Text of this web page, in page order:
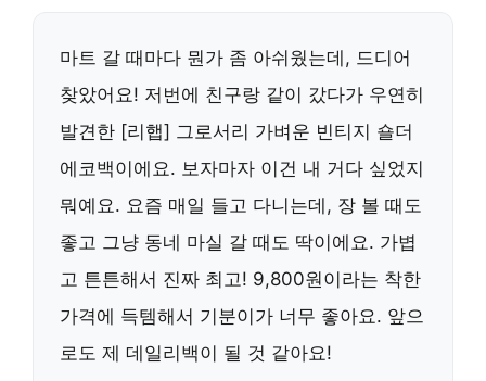
마트 갈 때마다 뭔가 좀 아쉬웠는데, 드디어
찾았어요! 저번에 친구랑 같이 갔다가 우연히
발견한 [리햅] 그로서리 가벼운 빈티지 숄더
에코백이에요. 보자마자 이건 내 거다 싶었지
뭐예요. 요즘 매일 들고 다니는데, 장 볼 때도
좋고 그냥 동네 마실 갈 때도 딱이에요. 가볍
고 튼튼해서 진짜 최고! 9,800원이라는 착한
가격에 득템해서 기분이가 너무 좋아요. 앞으
로도 제 데일리백이 될 것 같아요!